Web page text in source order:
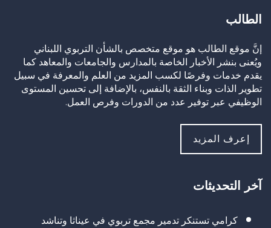
الطالب
إنَّ موقع الطالب هو موقع متخصص بالشأن التربوي اللبناني
ويُعنى بنشر الأخبار الخاصة بالمدارس والجامعات والمعاهد كما
يقدم خدمات وفرصًا لكسب المزيد من العلم والمعرفة في سبيل
تطوير الذات وبناء الثقة بالنفس، بالإضافة إلى تحسين المستوى
الوظيفي عبر توفير عدد من الدورات وفرص العمل.
إعرف المزيد
آخر التحديثات
كرامي تستنكر تدمير مجمع تربوي في عيناثا وتناشد